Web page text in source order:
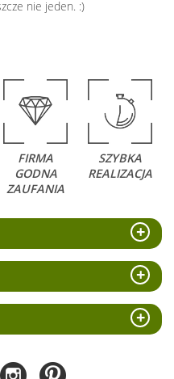
nie jeden. :)
FIRMA
GODNA
ZAUFANIA
SZYBKA
REALIZACJA